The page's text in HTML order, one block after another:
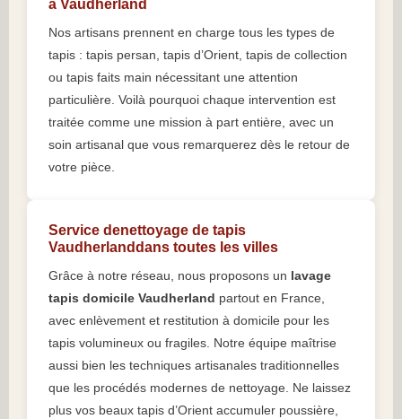
à Vaudherland
Nos artisans prennent en charge tous les types de
tapis : tapis persan, tapis d’Orient, tapis de collection
ou tapis faits main nécessitant une attention
particulière. Voilà pourquoi chaque intervention est
traitée comme une mission à part entière, avec un
soin artisanal que vous remarquerez dès le retour de
votre pièce.
Service denettoyage de tapis
Vaudherlanddans toutes les villes
Grâce à notre réseau, nous proposons un lavage
tapis domicile Vaudherland partout en France,
avec enlèvement et restitution à domicile pour les
tapis volumineux ou fragiles. Notre équipe maîtrise
aussi bien les techniques artisanales traditionnelles
que les procédés modernes de nettoyage. Ne laissez
plus vos beaux tapis d’Orient accumuler poussière,